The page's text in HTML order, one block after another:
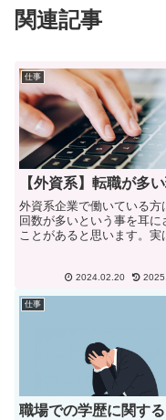
関連記事
仕事
【外資系】転職が多
外資系企業で働いている方
回数が多いという事を耳に
ことがあると思います。実
は日本企業）で働いていま
で、私が思う理由を何点か
いと思います。。時差によ
2024.02.20
仕事
職場での学歴に関する